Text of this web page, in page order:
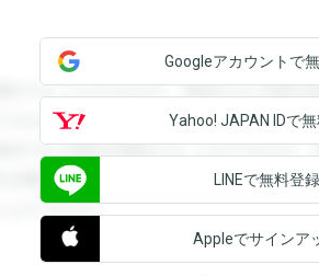
覧することができます。登録すると回答
できます。登録すると回答を閲覧するこ
録すると回答を閲覧することができます
を閲覧することができます。登録すると
ができます。
Googleアカウントで
Yahoo! JAPAN IDで
LINEで無料登録
Appleでサインア